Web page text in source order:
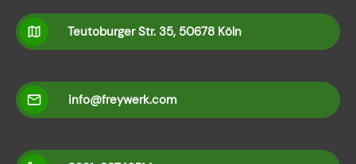
Teutoburger Str. 35, 50678 Köln
info@freywerk.com